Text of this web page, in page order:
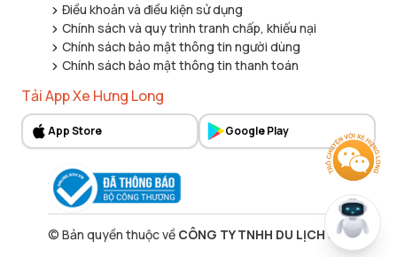
Điều khoản và điều kiện sử dụng
Chính sách và quy trình tranh chấp, khiếu nại
Chính sách bảo mật thông tin người dùng
Chính sách bảo mật thông tin thanh toán
Tải App Xe Hưng Long
App Store Google Play
© Bản quyền thuộc về CÔNG TY TNHH DU LỊCH 338